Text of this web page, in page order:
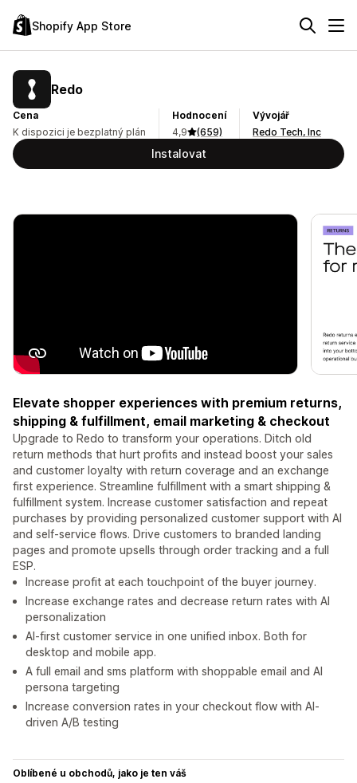
Shopify App Store
Redo
Cena
K dispozici je bezplatný plán
Hodnocení
4,9
(659)
Vývojář
Redo Tech, Inc
Instalovat
Elevate shopper experiences with premium returns,
shipping & fulfillment, email marketing & checkout
Upgrade to Redo to transform your operations. Ditch old
return methods that hurt profits and instead boost your sales
and customer loyalty with return coverage and an exchange
first experience. Streamline fulfillment with a smart shipping &
fulfillment system. Increase customer satisfaction and repeat
purchases by providing personalized customer support with AI
and self-service flows. Drive customers to branded landing
pages and promote upsells through order tracking and a full
ESP.
Increase profit at each touchpoint of the buyer journey.
Increase exchange rates and decrease return rates with AI
personalization
AI-first customer service in one unified inbox. Both for
desktop and mobile app.
A full email and sms platform with shoppable email and AI
persona targeting
Increase conversion rates in your checkout flow with AI-
driven A/B testing
Oblíbené u obchodů, jako je ten váš